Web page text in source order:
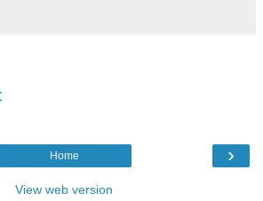
›
Home
View web version